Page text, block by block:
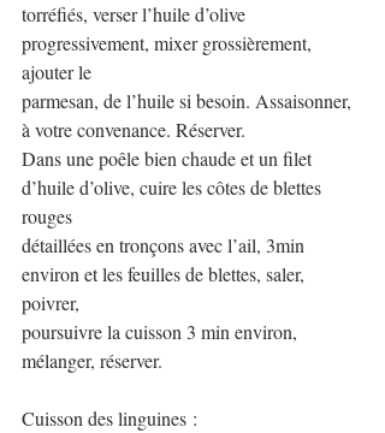
torréfiés, verser l’huile d’olive
progressivement, mixer grossièrement,
ajouter le
parmesan, de l’huile si besoin. Assaisonner,
à votre convenance. Réserver.
Dans une poêle bien chaude et un filet
d’huile d’olive, cuire les côtes de blettes
rouges
détaillées en tronçons avec l’ail, 3min
environ et les feuilles de blettes, saler,
poivrer,
poursuivre la cuisson 3 min environ,
mélanger, réserver.
Cuisson des linguines :